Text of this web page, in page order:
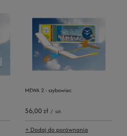
MEWA 2 - szybowiec
56,00 zł / szt.
+ Dodaj do porównania